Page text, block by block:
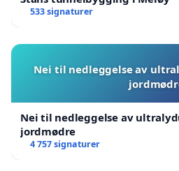
533 signaturer
Nei til nedleggelse av
Nei til nedleggelse av
jordmødre
4 757 signaturer